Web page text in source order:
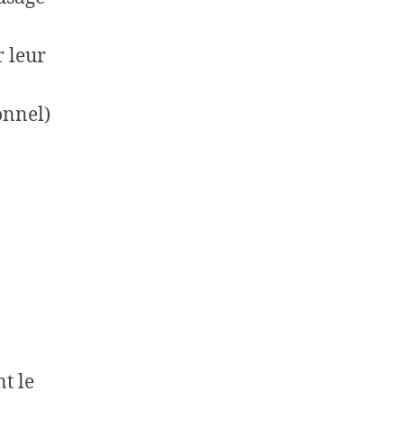
leur
le